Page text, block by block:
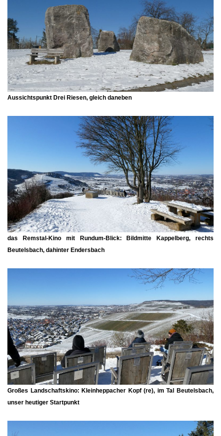
Aussichtspunkt Drei Riesen, gleich daneben
das Remstal-Kinomit Rundum-Blick: Bildmitte Kappelberg, rechts
Beutelsbach, dahinter Endersbach
Großes Landschaftskino: Kleinheppacher Kopf (re), im Tal Beutelsbach,
unser heutiger Startpunkt